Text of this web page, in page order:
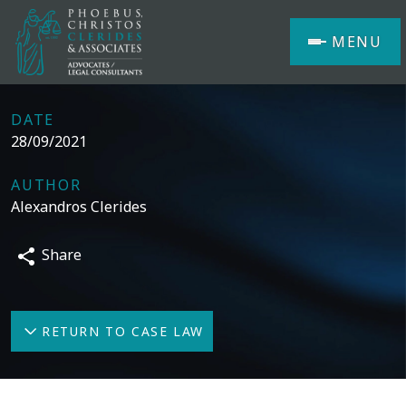
MENU
DATE
28/09/2021
AUTHOR
Alexandros Clerides
Share
RETURN TO CASE LAW